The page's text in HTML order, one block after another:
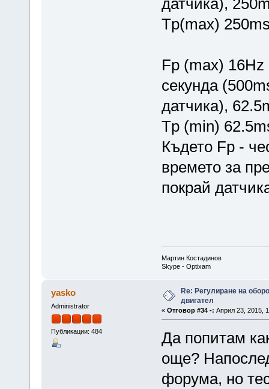
датчика),
Tp(max)
Fp (max) 16Hz
секунда
датчика),
Tp (min)
Където Fp -
времето за
покрай
Мартин Костадинов
Skype - Optixam
yasko
Administrator
Публикации: 484
Re: Регулиране на
двигател
« Отговор #34 -: Април 23, 2015,
Да попитам
още?
форума, но